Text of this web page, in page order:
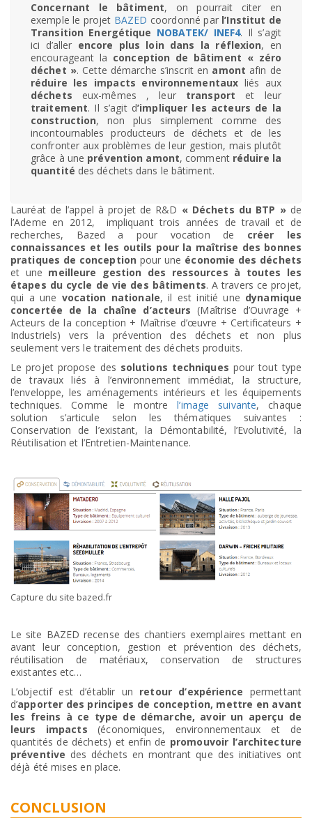
Concernant le bâtiment, on pourrait citer en
exemple le projet BAZED coordonné par l’Institut de
Transition Energétique NOBATEK/ INEF4. Il s’agit
ici d’aller encore plus loin dans la réflexion, en
encourageant la conception de bâtiment « zéro
déchet ». Cette démarche s’inscrit en amont afin de
réduire les impacts environnementaux liés aux
déchets eux-mêmes , leurtransport et leur
traitement. Il s’agit d’impliquer les acteurs de la
construction, non plus simplement comme des
incontournables producteurs de déchets et de les
confronter aux problèmes de leur gestion, mais plutôt
grâce à une prévention amont, comment réduire la
quantité des déchets dans le bâtiment.
Lauréat de l’appel à projet de R&D « Déchets du BTP » de
l’Ademe en 2012, impliquant trois années de travail et de
recherches, Bazed a pour vocation de créer les
connaissances et les outils pour la maîtrise des bonnes
pratiques de conception pour une économie des déchets
et une meilleure gestion des ressources à toutes les
étapes du cycle de vie des bâtiments. A travers ce projet,
qui a une vocation nationale, il est initié une dynamique
concertée de la chaîne d’acteurs (Maîtrise d’Ouvrage +
Acteurs de la conception + Maîtrise d’œuvre + Certificateurs +
Industriels) vers la prévention des déchets et non plus
seulement vers le traitement des déchets produits.
Le projet propose des solutions techniques pour tout type
de travaux liés à l’environnement immédiat, la structure,
l’enveloppe, les aménagements intérieurs et les équipements
techniques. Comme le montrel’image suivante, chaque
solution s’articule selon les thématiques suivantes :
Conservation de l’existant, la Démontabilité, l’Evolutivité, la
Réutilisation et l’Entretien-Maintenance.
Capture du site bazed.fr
Le site BAZED recense des chantiers exemplaires mettant en
avant leur conception, gestion et prévention des déchets,
réutilisation de matériaux, conservation de structures
existantes etc…
L’objectif est d’établir un retour d’expérience permettant
d’apporter des principes de conception, mettre en avant
les freins à ce type de démarche, avoir un aperçu de
leurs impacts (économiques, environnementaux et de
quantités de déchets) et enfin de promouvoir l’architecture
préventive des déchets en montrant que des initiatives ont
déjà été mises en place.
CONCLUSION